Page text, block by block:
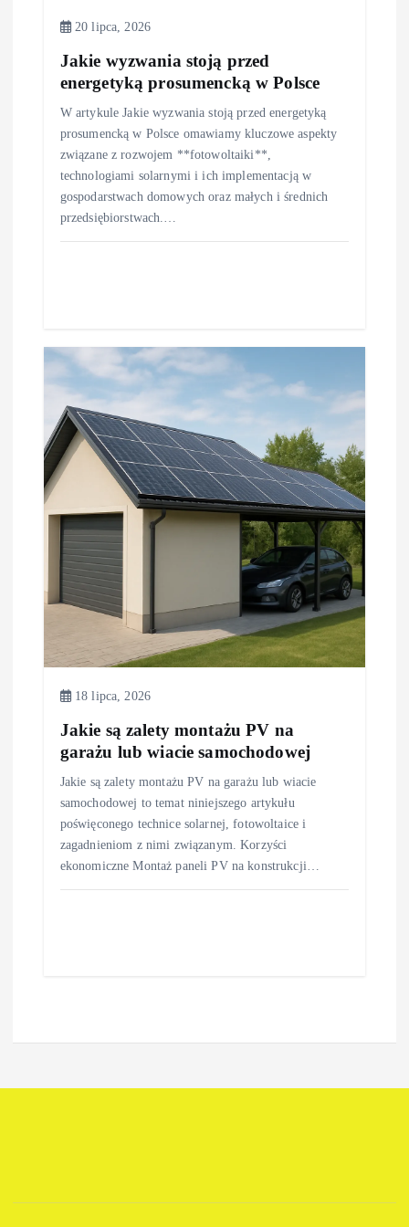
20 lipca, 2026
Jakie wyzwania stoją przed
energetyką prosumencką w Polsce
W artykule Jakie wyzwania stoją przed energetyką
prosumencką w Polsce omawiamy kluczowe aspekty
związane z rozwojem **fotowoltaiki**,
technologiami solarnymi i ich implementacją w
gospodarstwach domowych oraz małych i średnich
przedsiębiorstwach.…
18 lipca, 2026
Jakie są zalety montażu PV na
garażu lub wiacie samochodowej
Jakie są zalety montażu PV na garażu lub wiacie
samochodowej to temat niniejszego artykułu
poświęconego technice solarnej, fotowoltaice i
zagadnieniom z nimi związanym. Korzyści
ekonomiczne Montaż paneli PV na konstrukcji…